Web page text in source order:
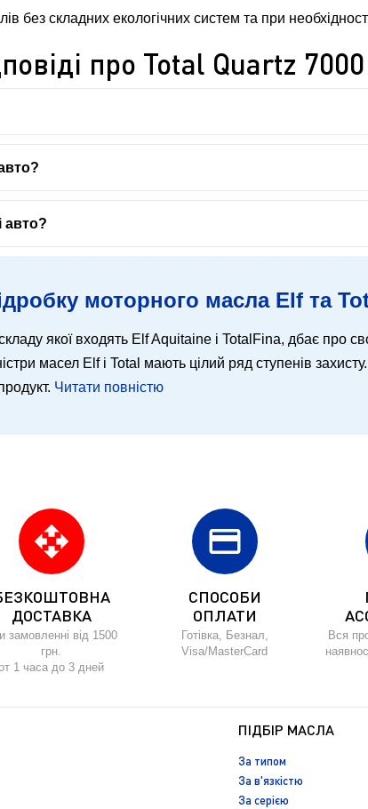
без складних екологічних систем та при
про Total Quartz 7000
авто?
моторного масла Elf та
якої входять Elf Aquitaine і TotalFina, дбає про
масел Elf і Total мають цілий ряд ступенів
Читати повністю
open_with
ДОСТАВКА
замовленні від 1500
грн.
1 часа до 3 дней
credit_card
СПОСОБИ
ОПЛАТИ
Готівка, Безнал,
Visa/MasterCard
Вся
ПІДБІР МАСЛА
За типом
За в'язкістю
За серією